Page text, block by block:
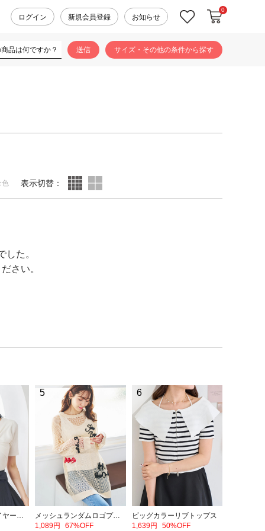
ログイン 新規会員登録 お知らせ お気に入りカートに入
0
サイズ・その他の条件から探す
色 表示切替：
した。
さい。
フロントリボンレイヤード風トップス
5
メッシュランダムロゴプルオーバー
1,089円
67%OFF
6
ビッグカラーリブトップス
1,639円
50%OFF